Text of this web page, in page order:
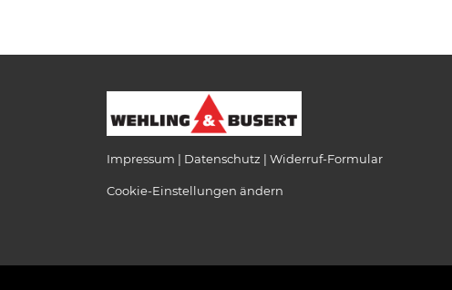
Impressum Datenschutz Widerruf-Formular
Cookie-Einstellungen ändern